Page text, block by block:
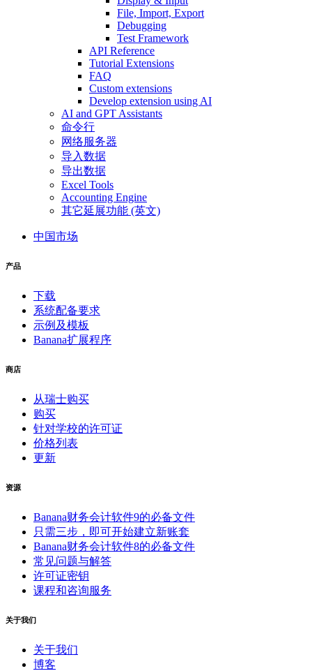
File, Import, Export
Debugging
Test Framework
API Reference
Tutorial Extensions
FAQ
Custom extensions
Develop extension using AI
AI and GPT Assistants
命令行
网络服务器
导入数据
导出数据
Excel Tools
Accounting Engine
其它延展功能 (英文)
中国市场
产品
下载
系统配备要求
示例及模板
Banana扩展程序
商店
从瑞士购买
购买
针对学校的许可证
价格列表
更新
资源
Banana财务会计软件9的必备文件
只需三步，即可开始建立新账套
Banana财务会计软件8的必备文件
常见问题与解答
许可证密钥
课程和咨询服务
关于我们
关于我们
博客